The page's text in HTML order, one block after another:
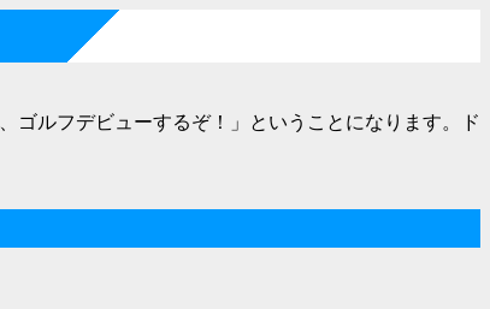
ゴルフデビューするぞ！」ということになります。ド